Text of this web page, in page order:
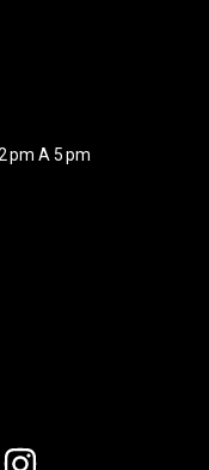
Pm A 5 Pm